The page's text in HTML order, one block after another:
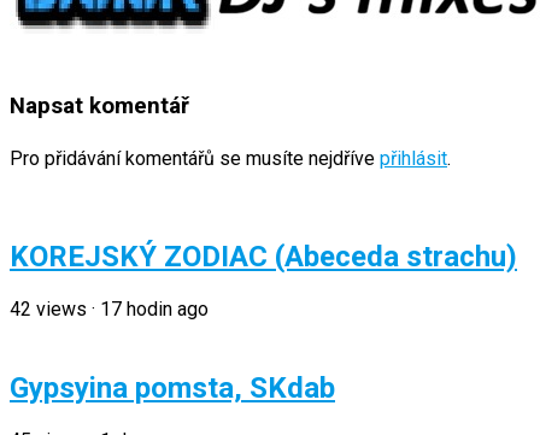
Napsat komentář
Pro přidávání komentářů se musíte nejdříve přihlásit.
KOREJSKÝ ZODIAC (Abeceda strachu)
42 views · 17 hodin ago
Gypsyina pomsta, SKdab